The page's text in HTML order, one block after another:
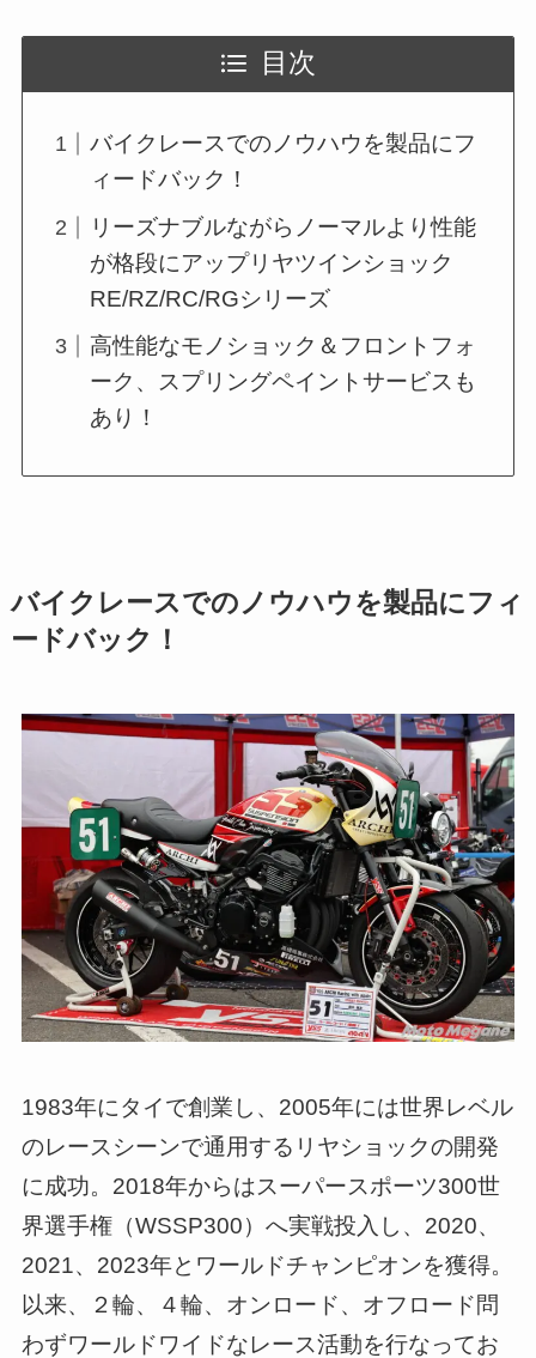
目次
バイクレースでのノウハウを製品にフ
ィードバック！
リーズナブルながらノーマルより性能
が格段にアップリヤツインショック
RE/RZ/RC/RGシリーズ
高性能なモノショック＆フロントフォ
ーク、スプリングペイントサービスも
あり！
バイクレースでのノウハウを製品にフィ
ードバック！
1983年にタイで創業し、2005年には世界レベル
のレースシーンで通用するリヤショックの開発
に成功。2018年からはスーパースポーツ300世
界選手権（WSSP300）へ実戦投入し、2020、
2021、2023年とワールドチャンピオンを獲得。
以来、２輪、４輪、オンロード、オフロード問
わずワールドワイドなレース活動を行なってお